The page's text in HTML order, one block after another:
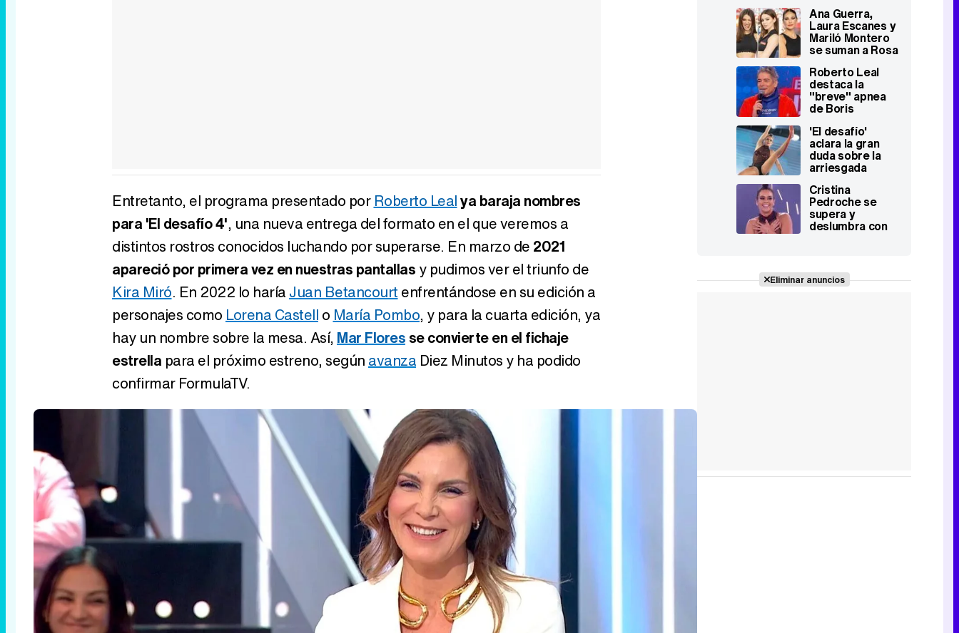
Entretanto, el programa presentado por Roberto Lealya baraja nombres
para 'El desafío 4', una nueva entrega del formato en el que veremos a
distintos rostros conocidos luchando por superarse. En marzo de 2021
apareció por primera vez en nuestras pantallas y pudimos ver el triunfo de
Kira Miró. En 2022 lo haría Juan Betancourt enfrentándose en su edición a
personajes como Lorena Castell o María Pombo, y para la cuarta edición, ya
hay un nombre sobre la mesa. Así, Mar Floresse convierte en el fichaje
estrella para el próximo estreno, según avanza Diez Minutos y ha podido
confirmar FormulaTV.
Ana Guerra,
Laura Escanes y
Mariló Montero
se suman a Rosa
finalistas de 'El
desafío 3'
Roberto Leal
destaca la
"breve" apnea
de Boris
desafío': "No hay
que quitarle
importancia"
'El desafío'
aclara la gran
duda sobre la
arriesgada
prueba de
Cristina
Pedroche:
¿Estaba ya
embarazada?
Cristina
Pedroche se
supera y
deslumbra con
'El desafío'
Eliminar anuncios